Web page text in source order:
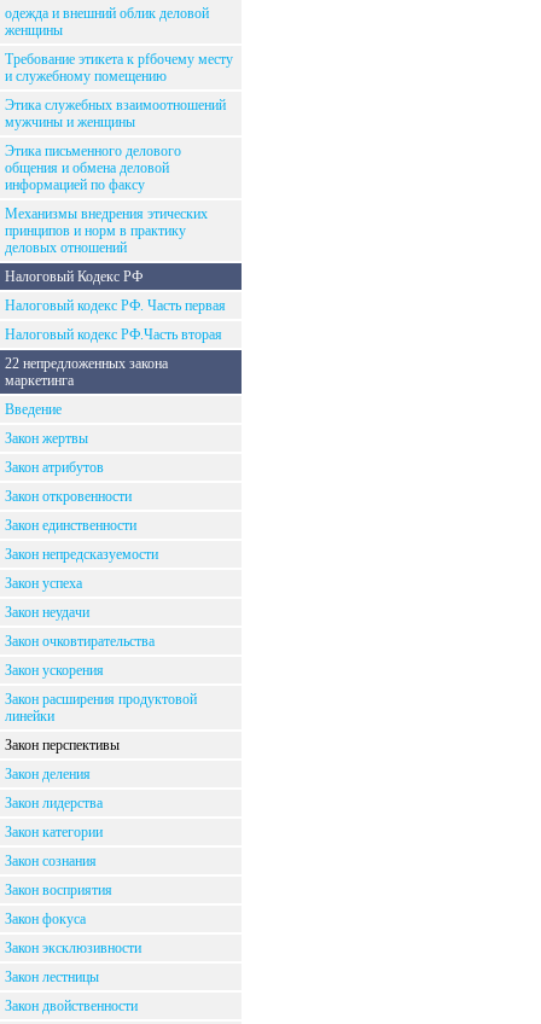
одежда и внешний облик деловой
женщины
Требование этикета к рfбочему месту
и служебному помещению
Этика служебных взаимоотношений
мужчины и женщины
Этика письменного делового
общения и обмена деловой
информацией по факсу
Механизмы внедрения этических
принципов и норм в практику
деловых отношений
Налоговый Кодекс РФ
Налоговый кодекс РФ. Часть первая
Налоговый кодекс РФ.Часть вторая
22 непредложенных закона
маркетинга
Введение
Закон жертвы
Закон атрибутов
Закон откровенности
Закон единственности
Закон непредсказуемости
Закон успеха
Закон неудачи
Закон очковтирательства
Закон ускорения
Закон расширения продуктовой
линейки
Закон перспективы
Закон деления
Закон лидерства
Закон категории
Закон сознания
Закон восприятия
Закон фокуса
Закон эксклюзивности
Закон лестницы
Закон двойственности